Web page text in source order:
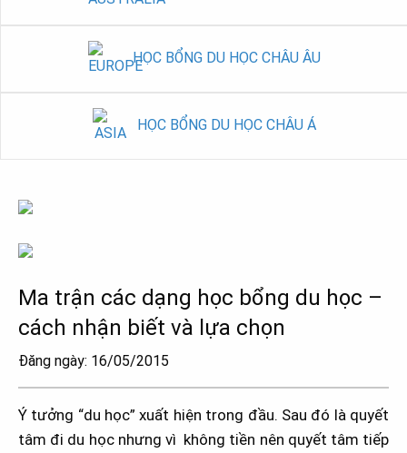
HỌC BỔNG DU HỌC CHÂU ÂU
HỌC BỔNG DU HỌC CHÂU Á
Ma trận các dạng học bổng du học –
cách nhận biết và lựa chọn
Đăng ngày: 16/05/2015
Ý tưởng “du học” xuất hiện trong đầu. Sau đó là quyết
tâm đi du học nhưng vì không tiền nên quyết tâm tiếp